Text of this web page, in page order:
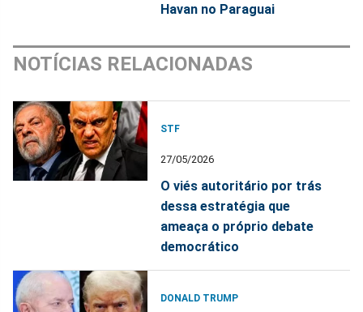
Havan no Paraguai
NOTÍCIAS RELACIONADAS
STF
27/05/2026
O viés autoritário por trás
dessa estratégia que
ameaça o próprio debate
democrático
DONALD TRUMP